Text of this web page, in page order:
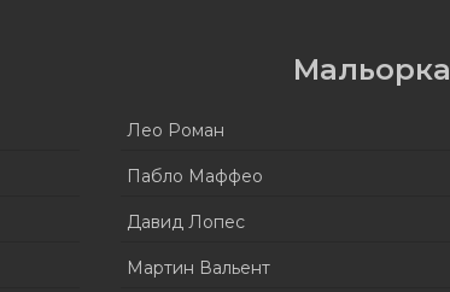
Мальорка
Лео Роман
Пабло Маффео
Давид Лопес
Мартин Вальент